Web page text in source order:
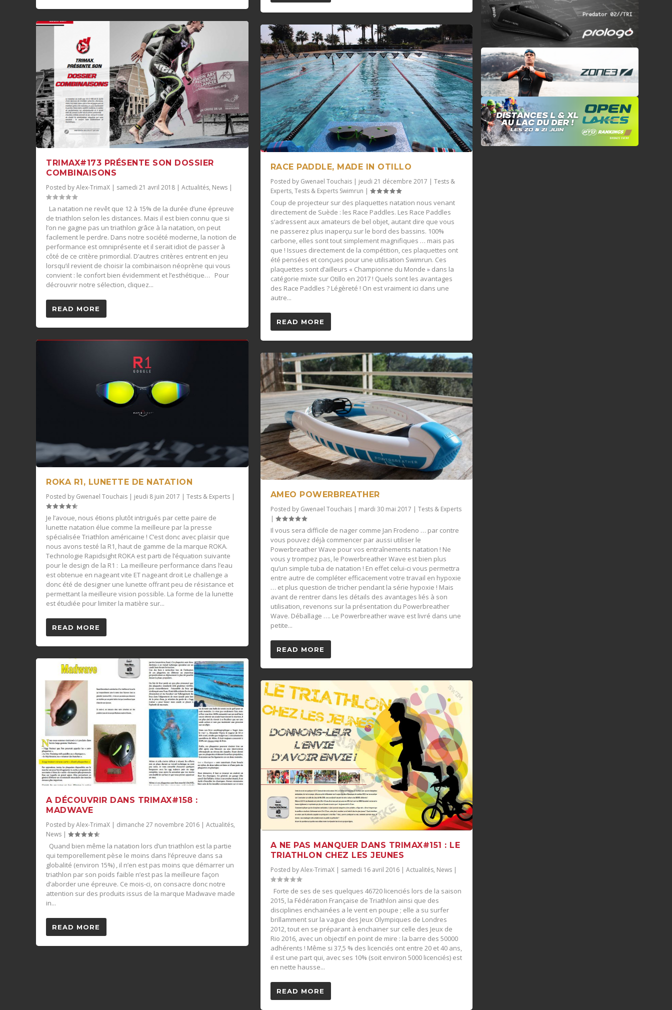
TRIMAX#173 PRÉSENTE SON DOSSIER
COMBINAISONS
Posted byAlex-TrimaX | samedi 21 avril 2018 |Actualités, News |
La natation ne revêt que 12 à 15% de la durée d’une épreuve
de triathlon selon les distances. Mais il est bien connu que si
l’on ne gagne pas un triathlon grâce à la natation, on peut
facilement le perdre. Dans notre société moderne, la notion de
performance est omniprésente et il serait idiot de passer à
côté de ce critère primordial. D’autres critères entrent en jeu
lorsqu’il revient de choisir la combinaison néoprène qui vous
convient : le confort bien évidemment et l’esthétique… Pour
décrouvrir notre sélection, cliquez...
READ MORE
ROKA R1, LUNETTE DE NATATION
Posted by Gwenael Touchais | jeudi 8 juin 2017 |Tests & Experts |
Je l’avoue, nous étions plutôt intrigués par cette paire de
lunette natation élue comme la meilleure par la presse
spécialisée Triathlon américaine ! C’est donc avec plaisir que
nous avons testé la R1, haut de gamme de la marque ROKA.
Technologie Rapidsight ROKA est parti de l’équation suivante
pour le design de la R1 : La meilleure performance dans l’eau
est obtenue en nageant vite ET nageant droit Le challenge a
donc été de designer une lunette offrant peu de résistance et
permettant la meilleure vision possible. La forme de la lunette
est étudiée pour limiter la matière sur...
READ MORE
A DÉCOUVRIR DANS TRIMAX#158 :
MADWAVE
Posted byAlex-TrimaX | dimanche 27 novembre 2016 |Actualités,
News |
Quand bien même la natation lors d’un triathlon est la partie
qui temporellement pèse le moins dans l’épreuve dans sa
globalité (environ 15%) , il n’en est pas moins que démarrer un
triathlon par son poids faible n’est pas la meilleure façon
d’aborder une épreuve. Ce mois-ci, on consacre donc notre
attention sur des produits issus de la marque Madwave made
in...
READ MORE
RACE PADDLE, MADE IN OTILLO
Posted by Gwenael Touchais| jeudi 21 décembre 2017 | Tests &
Experts, Tests & Experts Swimrun |
Coup de projecteur sur des plaquettes natation nous venant
directement de Suède : les Race Paddles. Les Race Paddles
s’adressent aux amateurs de bel objet, autant dire que vous
ne passerez plus inaperçu sur le bord des bassins. 100%
carbone, elles sont tout simplement magnifiques … mais pas
que ! Issues directement de la compétition, ces plaquettes ont
été pensées et conçues pour une utilisation Swimrun. Ces
plaquettes sont d’ailleurs « Championne du Monde » dans la
catégorie mixte sur Otillo en 2017 ! Quels sont les avantages
des Race Paddles ? Légèreté ! On est vraiment ici dans une
autre...
READ MORE
AMEO POWERBREATHER
Posted by Gwenael Touchais| mardi 30 mai 2017 | Tests & Experts
|
Il vous sera difficile de nager comme Jan Frodeno … par contre
vous pouvez déjà commencer par aussi utiliser le
Powerbreather Wave pour vos entraînements natation ! Ne
vous y trompez pas, le Powerbreather Wave est bien plus
qu’un simple tuba de natation ! En effet celui-ci vous permettra
entre autre de compléter efficacement votre travail en hypoxie
… et plus question de tricher pendant la série hypoxie ! Mais
avant de rentrer dans les détails des avantages liés à son
utilisation, revenons sur la présentation du Powerbreather
Wave. Déballage …. Le Powerbreather wave est livré dans une
petite...
READ MORE
A NE PAS MANQUER DANS TRIMAX#151 : LE
TRIATHLON CHEZ LES JEUNES
Posted byAlex-TrimaX| samedi 16 avril 2016| Actualités, News|
Forte de ses de ses quelques 46720 licenciés lors de la saison
2015, la Fédération Française de Triathlon ainsi que des
disciplines enchainées a le vent en poupe ; elle a su surfer
brillamment sur la vague des Jeux Olympiques de Londres
2012, tout en se préparant à enchainer sur celle des Jeux de
Rio 2016, avec un objectif en point de mire : la barre des 50000
adhérents ! Même si 37,5 % des licenciés ont entre 20 et 40 ans,
il est une part qui, avec ses 10% (soit environ 5000 licenciés) est
en nette hausse...
READ MORE